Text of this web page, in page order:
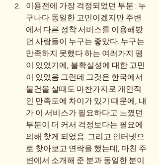
이용전에 가장 걱정되었던 부분 : 누
구나다 동일한 고민이겠지만 주변
에서 다른 정착 서비스를 이용해봤
던 사람들이 누구는 좋았다. 누구는
만족하지 못했다 하는 여러가지 평
이 있었기에, 불확실성에 대한 고민
이 있었음 그런데 그것은 한국에서
물건을 살때도 마찬가지로 개인적
인 만족도에 차이가 있기 때문에, 내
가 이 서비스가 필요하다고 느꼈던
부분이 더 커서 걱정보다는 필요에
의해 찾게 되었음. 그리고 인터넷으
로 찾아보고 연락을 했는데, 마친 주
변에서 소개해 준 분과 동일한 분이